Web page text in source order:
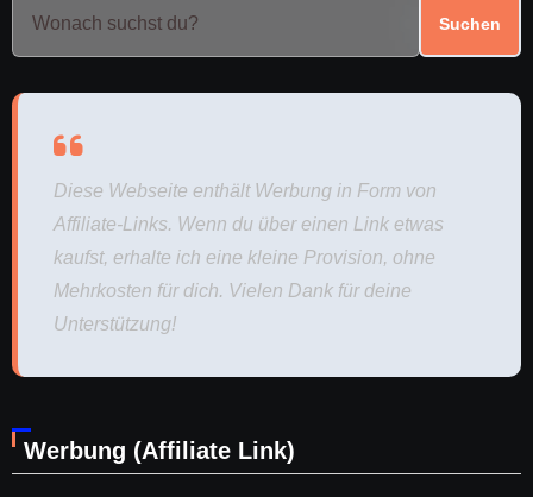
Suchen
Diese Webseite enthält Werbung in Form von
Affiliate-Links. Wenn du über einen Link etwas
kaufst, erhalte ich eine kleine Provision, ohne
Mehrkosten für dich. Vielen Dank für deine
Unterstützung!
Werbung (Affiliate Link)